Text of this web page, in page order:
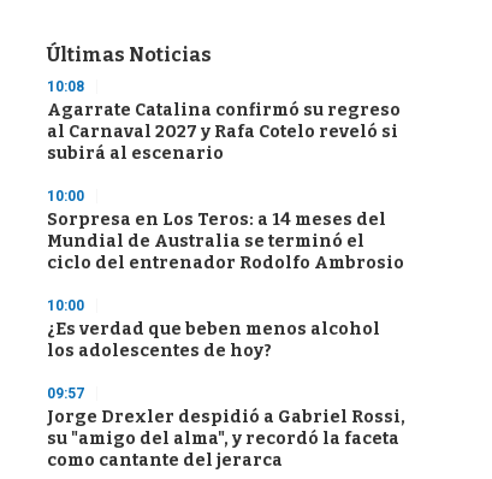
Últimas Noticias
10:08
Agarrate Catalina confirmó su regreso
al Carnaval 2027 y Rafa Cotelo reveló si
subirá al escenario
10:00
Sorpresa en Los Teros: a 14 meses del
Mundial de Australia se terminó el
ciclo del entrenador Rodolfo Ambrosio
10:00
¿Es verdad que beben menos alcohol
los adolescentes de hoy?
09:57
Jorge Drexler despidió a Gabriel Rossi,
su "amigo del alma", y recordó la faceta
como cantante del jerarca